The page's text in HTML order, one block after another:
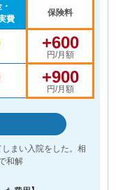
費
保険料
+600
円/月額
+900
円/月額
まい入院をした。相
和解